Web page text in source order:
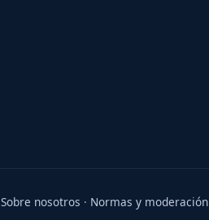
Sobre nosotros · Normas y moderación